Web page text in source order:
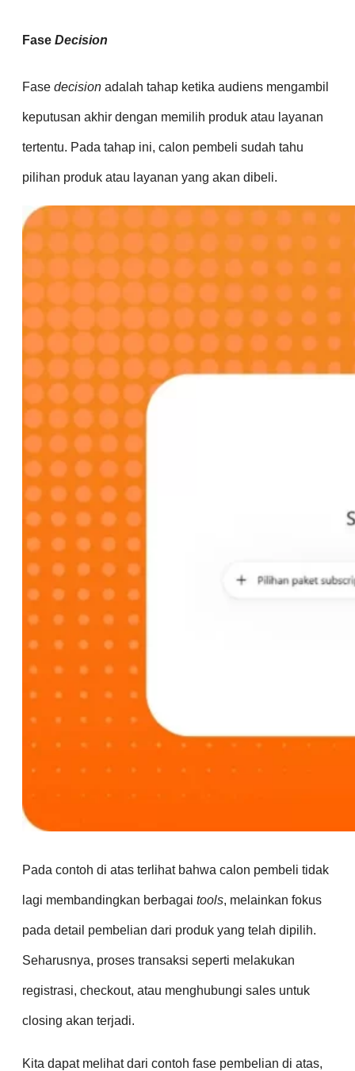
Fase Decision
Fase decision adalah tahap ketika audiens mengambil
keputusan akhir dengan memilih produk atau layanan
tertentu. Pada tahap ini, calon pembeli sudah tahu
pilihan produk atau layanan yang akan dibeli.
Pada contoh di atas terlihat bahwa calon pembeli tidak
lagi membandingkan berbagai tools, melainkan fokus
pada detail pembelian dari produk yang telah dipilih.
Seharusnya, proses transaksi seperti melakukan
registrasi, checkout, atau menghubungi sales untuk
closing akan terjadi.
Kita dapat melihat dari contoh fase pembelian di atas,